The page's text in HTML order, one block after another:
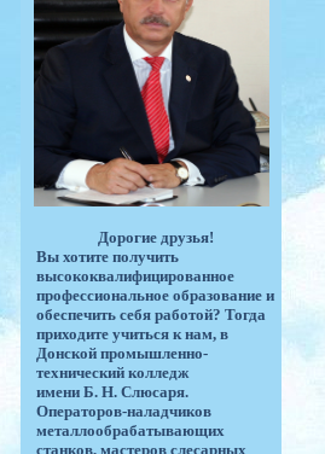
Дорогие друзья!
Вы хотите получить
высококвалифицированное
профессиональное образование и
обеспечить себя работой? Тогда
приходите учиться к нам, в
Донской промышленно-
технический колледж
имени Б. Н. Слюсаря.
Операторов-наладчиков
металлообрабатывающих
станков, мастеров слесарных